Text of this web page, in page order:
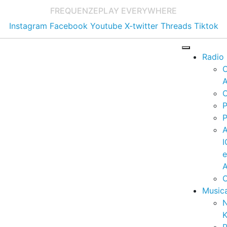
FREQUENZEPLAY EVERYWHERE
Instagram Facebook Youtube X-twitter Threads Tiktok
Radio
e